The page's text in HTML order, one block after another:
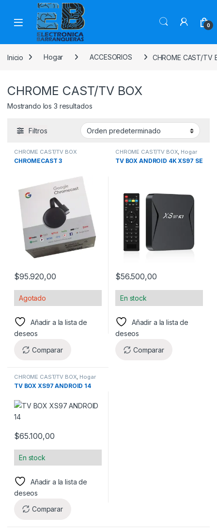
0
Inicio Hogar ACCESORIOS CHROME CAST/TV
CHROME CAST/TV BOX
Mostrando los 3 resultados
Filtros
CHROME CAST/TV BOX
CHROMECAST 3
$95.920,00
Agotado
Añadir a la lista de
deseos
Comparar
CHROME CAST/TV BOX, Hogar
TV BOX ANDROID 4K XS97 SE
$56.500,00
En stock
Añadir a la lista de
deseos
Comparar
CHROME CAST/TV BOX, Hogar
TV BOX XS97 ANDROID 14
$65.100,00
En stock
Añadir a la lista de
deseos
Comparar